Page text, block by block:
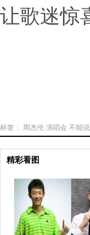
让歌迷惊
标签： 周杰伦 演唱会 不能
精彩看图